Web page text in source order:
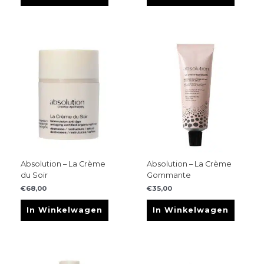
Absolution – La Crème
du Soir
€68,00
In Winkelwagen
Absolution – La Crème
Gommante
€35,00
In Winkelwagen